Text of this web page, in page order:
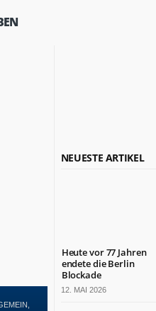
NEUESTE ARTIKEL
Heute vor 77 Jahren
endete die Berlin
Blockade
12. MAI 2026
Kultur
Kontakt
Impressum